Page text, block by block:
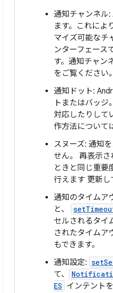
通知チャンネル
ます。これによ
マイズ可能なチ
ンターフェース
す。通知チャン
をご覧ください。
通知ドット:
トまたはバッジ
対応したりして
作方法について
スヌーズ: 通知
せん。 再表示
ときと同じ重要
行えます 更新し
通知のタイムア
と、
セルされるタイ
されたタイムア
もできます。
通知設定:
て、
ES インテント